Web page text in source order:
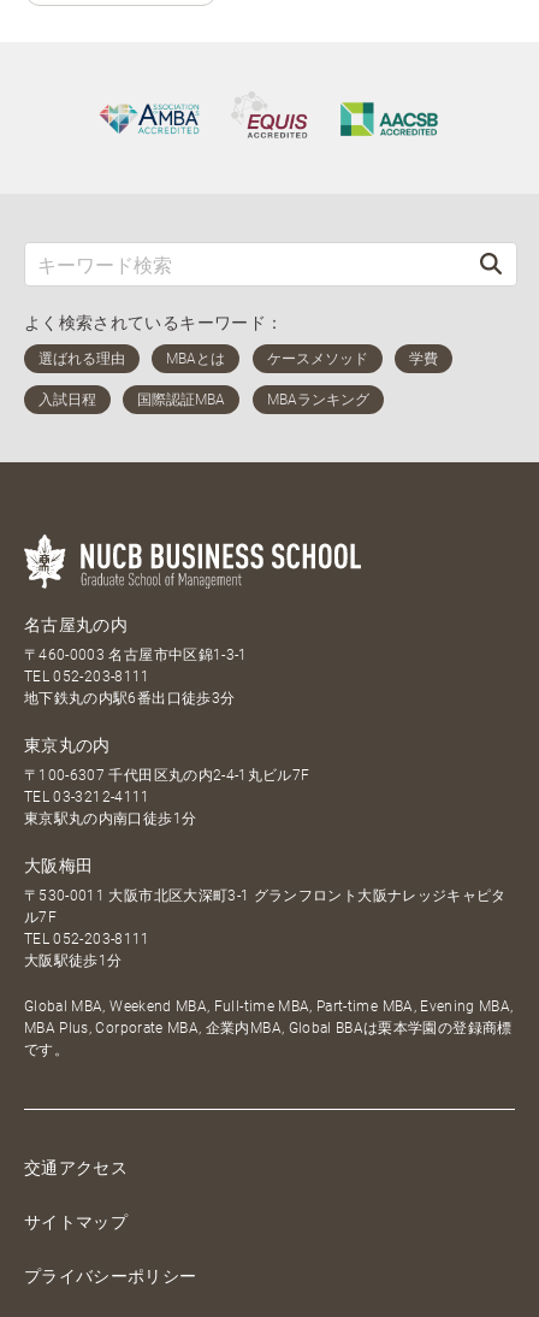
よく検索されているキーワード：
名古屋丸の内
〒460-0003 名古屋市中区錦1-3-1
TEL052-203-8111
地下鉄丸の内駅6番出口徒歩3分
東京丸の内
〒100-6307 千代田区丸の内2-4-1丸ビル7F
TEL03-3212-4111
東京駅丸の内南口徒歩1分
大阪梅田
〒530-0011 大阪市北区大深町3-1 グランフロント大阪ナレッジキャピタ
ル7F
TEL052-203-8111
大阪駅徒歩1分
Global MBA, Weekend MBA, Full-time MBA, Part-time MBA, Evening MBA,
MBA Plus, Corporate MBA, 企業内MBA, Global BBAは栗本学園の登録商標
です。
交通アクセス
サイトマップ
プライバシーポリシー